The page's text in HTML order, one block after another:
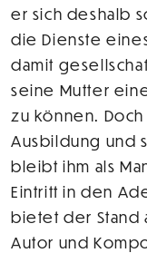
er sich deshalb
die Dienste
damit
seine Mutter
zu können.
Ausbildung und
bleibt ihm als
Eintritt in den
bietet der Stand
Autor und